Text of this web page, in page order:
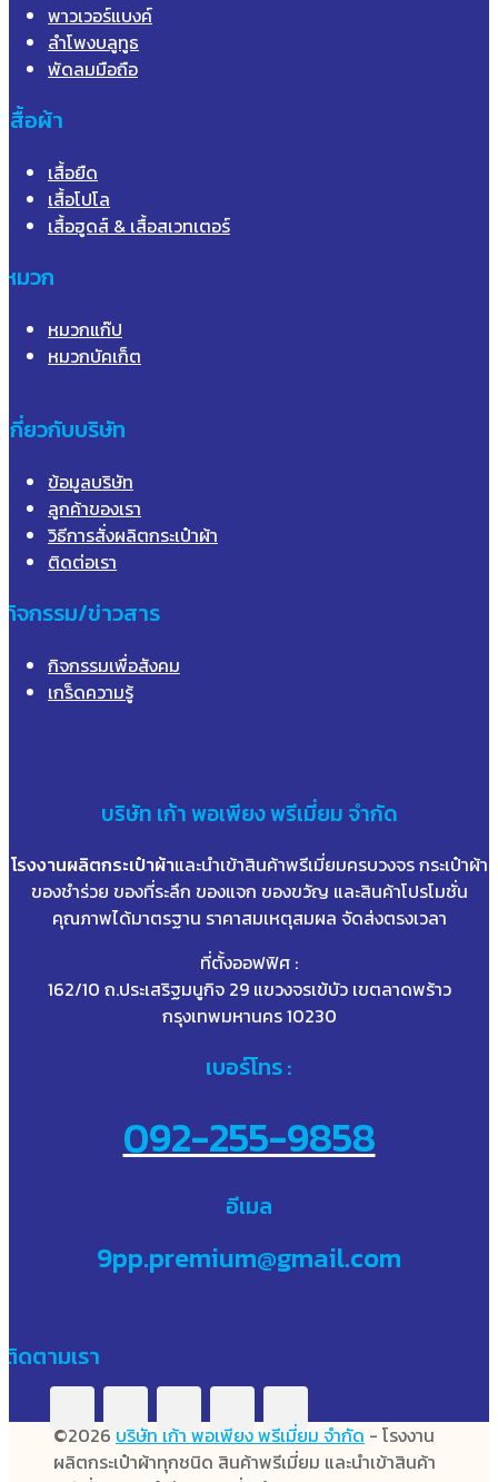
พาวเวอร์แบงค์
ลำโพงบลูทูธ
พัดลมมือถือ
เสื้อผ้า
เสื้อยืด
เสื้อโปโล
เสื้อฮูดส์ & เสื้อสเวทเตอร์
หมวก
หมวกแก๊ป
หมวกบัคเก็ต
เกี่ยวกับบริษัท
ข้อมูลบริษัท
ลูกค้าของเรา
วิธีการสั่งผลิตกระเป๋าผ้า
ติดต่อเรา
กิจกรรม/ข่าวสาร
กิจกรรมเพื่อสังคม
เกร็ดความรู้
บริษัท เก้าพอเพียง พรีเมี่ยม จำกัด
โรงงานผลิตกระเป๋าผ้าและนำเข้าสินค้าพรีเมี่ยมครบวงจร กระเป๋าผ้า
ของชำร่วย ของที่ระลึก ของแจก ของขวัญ และสินค้าโปรโมชั่น
คุณภาพได้มาตรฐาน ราคาสมเหตุสมผล จัดส่งตรงเวลา
ที่ตั้งออฟฟิศ :
162/10 ถ.ประเสริฐมนูกิจ 29 แขวงจรเข้บัว เขตลาดพร้าว
กรุงเทพมหานคร 10230
เบอร์โทร :
092-255-9858
อีเมล
9pp.premium@gmail.com
ติดตามเรา
©2026 บริษัท เก้า พอเพียง พรีเมี่ยม จำกัด - โรงงาน
ผลิตกระเป๋าผ้าทุกชนิด สินค้าพรีเมี่ยม และนำเข้าสินค้า